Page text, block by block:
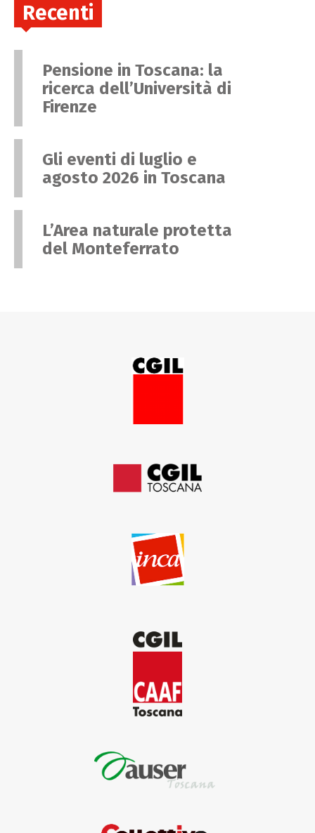
Recenti
Pensione in Toscana: la
ricerca dell’Università di
Firenze
Gli eventi di luglio e
agosto 2026 in Toscana
L’Area naturale protetta
del Monteferrato